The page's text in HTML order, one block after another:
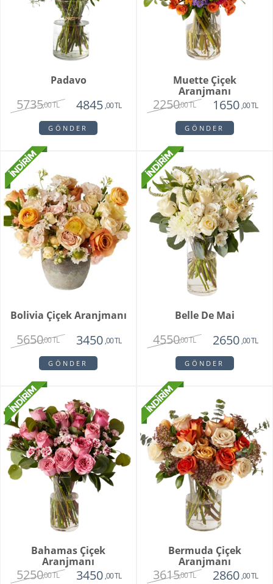
Padavo
5735,00 TL 4845 ,00 TL
GÖNDER
Muette Çiçek
Aranjmanı
2250,00 TL 1650 ,00 TL
GÖNDER
Bolivia Çiçek Aranjmanı
5650,00 TL 3450 ,00 TL
GÖNDER
Belle De Mai
4550,00 TL 2650 ,00 TL
GÖNDER
Bahamas Çiçek
Aranjmanı
5250,00 TL 3450 ,00 TL
Bermuda Çiçek
Aranjmanı
3615,00 TL 2860 ,00 TL